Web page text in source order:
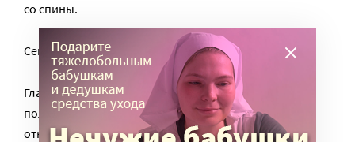
со спины.
Семья верующая и старается не пропускать намазы.
Глава семьи каждый год подает прошение о
получение гражданства РФ, но всякий раз получает
отказ – ему только продлевают статус «временного